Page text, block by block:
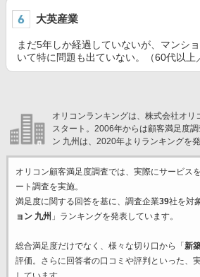
大英産業
まだ5年しか経過していないが、マンシ
いて特に問題も出ていない。（60代以上
オリコンランキングは、株式会社オリ
スタート。2006年からは顧客満足度
ン 九州は、2020年よりランキングを発
オリコン顧客満足度調査では、実際にサービス
ート調査を実施。
満足度に関する回答を基に、調査企業39社を対
ョン 九州 」ランキングを発表しています。
総合満足度だけでなく、様々な切り口から「 新
評価。さらに回答者の口コミや評判といった、